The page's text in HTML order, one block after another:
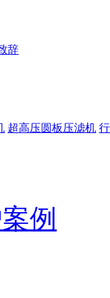
辞
超高压圆板压滤机
例